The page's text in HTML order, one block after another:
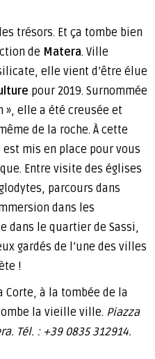
trésors. Et ça tombe bien
de Matera. Ville
elle vient d’être élue
pour 2019. Surnommée
», elle a été creusée et
de la roche. À cette
mis en place pour vous
Entre visite des églises
parcours dans
dans les
dans le quartier de Sassi,
gardés de l’une des villes
!
Corte, à la tombée de la
la vieille ville. Piazza
Tél. : +39 0835 312914.